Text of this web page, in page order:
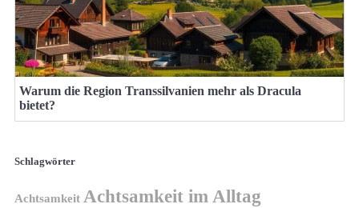
Warum die Region Transsilvanien mehr als Dracula
bietet?
Schlagwörter
Achtsamkeit Achtsamkeit im Alltag